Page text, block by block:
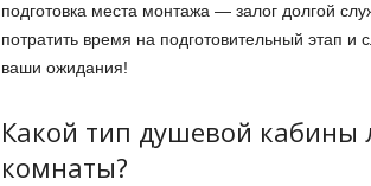
подготовка места монтажа — залог долгой
потратить время на подготовительный этап и
ваши ожидания!
Какой тип душевой
комнаты?